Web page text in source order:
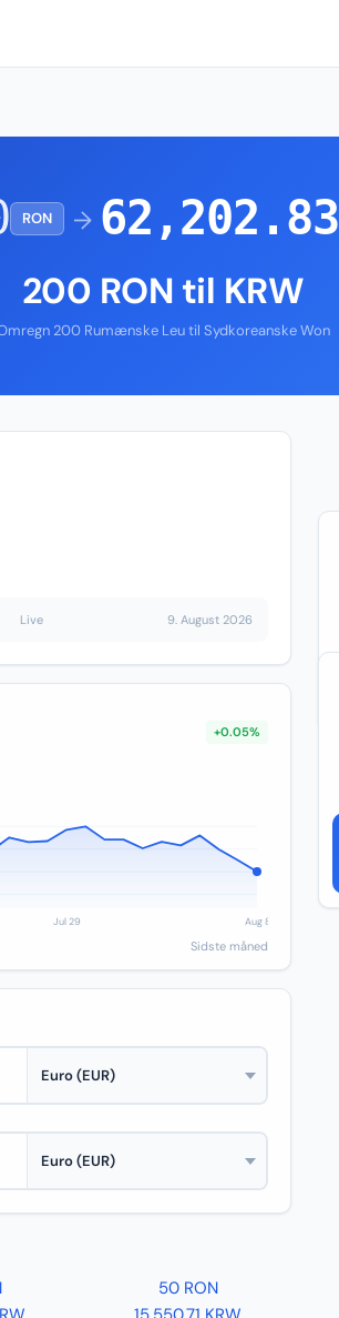
RON → 62,202.83
200 RON til KRW
200 Rumænske Leu til Sydkoreanske Won
Live 9. August 2026
+0.05%
Sidste måned
50 RON